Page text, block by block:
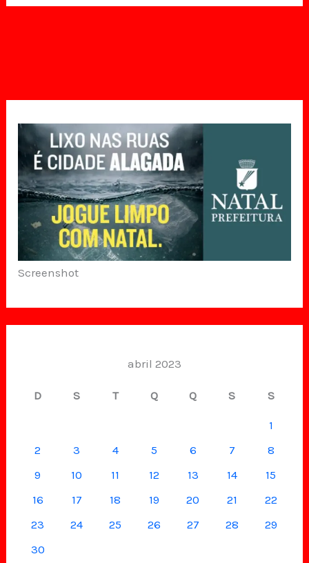
Screenshot
abril 2023
D S T Q Q S S
1
2
3 4 5 6 7
8
9
10 11 12 13 14
15
16
17 18 19 20 21
22
23
24 25 26 27 28
29
30